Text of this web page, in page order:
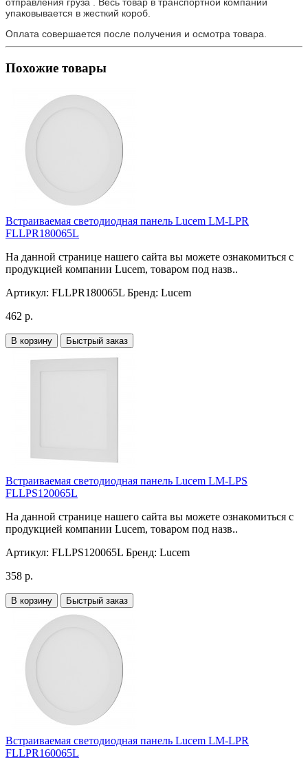
упаковывается в жесткий короб.
Оплата совершается после получения и осмотра товара.
Похожие товары
Встраиваемая светодиодная панель Lucem LM-LPR
FLLPR180065L
На данной странице нашего сайта вы можете ознакомиться с
продукцией компании Lucem, товаром под назв..
Артикул: FLLPR180065L Бренд: Lucem
462 р.
В корзину Быстрый заказ
Встраиваемая светодиодная панель Lucem LM-LPS
FLLPS120065L
На данной странице нашего сайта вы можете ознакомиться с
продукцией компании Lucem, товаром под назв..
Артикул: FLLPS120065L Бренд: Lucem
358 р.
В корзину Быстрый заказ
Встраиваемая светодиодная панель Lucem LM-LPR
FLLPR160065L